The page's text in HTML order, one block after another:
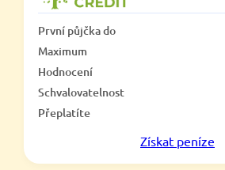
První půjčka do
Maximum
Hodnocení
Schvalovatelnost
Přeplatíte
Získat peníze